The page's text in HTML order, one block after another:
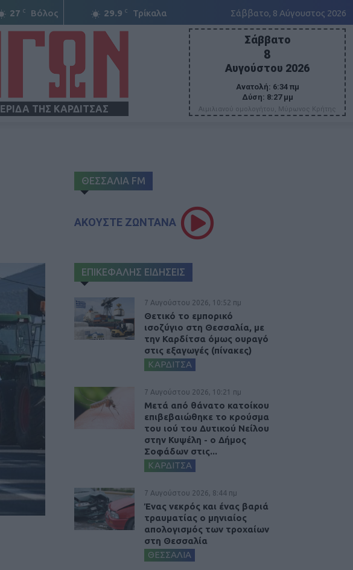
27 C Βόλος 29.9 C Τρίκαλα Σάββατο, 8 Αύγουστος 2026
ΤΗΣ ΚΑΡΔΙΤΣΑΣ
Σάββατο
8
Αυγούστου 2026
Ανατολή: 6:34 πμ
Δύση: 8:27 μμ
Αιμιλιανού ομολογήτου, Μύρωνος Κρήτης
ΘΕΣΣΑΛΙΑ FM
ΑΚΟΥΣΤΕ ΖΩΝΤΑΝΑ
ΕΠΙΚΕΦΑΛΗΣ ΕΙΔΗΣΕΙΣ
7 Αυγούστου 2026, 10:52 πμ
Θετικό το εμπορικό
ισοζύγιο στη Θεσσαλία, με
την Καρδίτσα όμως ουραγό
στις εξαγωγές (πίνακες)
ΚΑΡΔΙΤΣΑ
7 Αυγούστου 2026, 10:21 πμ
Μετά από θάνατο κατοίκου
επιβεβαιώθηκε το κρούσμα
του ιού του Δυτικού Νείλου
στην Κυψέλη - ο Δήμος
Σοφάδων στις...
ΚΑΡΔΙΤΣΑ
7 Αυγούστου 2026, 8:44 πμ
Ένας νεκρός και ένας βαριά
τραυματίας ο μηνιαίος
απολογισμός των τροχαίων
στη Θεσσαλία
ΘΕΣΣΑΛΙΑ